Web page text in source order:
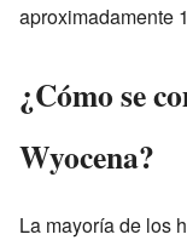
aproximadamente
¿Cómo se
Wyocena?
La mayoría de los